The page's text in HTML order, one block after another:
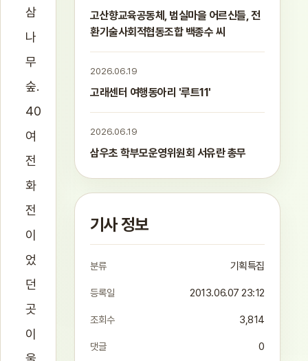
삼
나
무
숲.
40
여
전
화
전
이
었
던
곳
이
고산향교육공동체, 범실마을 어르신들, 전
환기술사회적협동조합 백종수 씨
2026.06.19
고래센터 여행동아리 '루트11'
2026.06.19
삼우초 학부모운영위원회 서유란 총무
기사 정보
분류 기획특집
등록일 2013.06.07 23:12
조회수 3,814
댓글 0